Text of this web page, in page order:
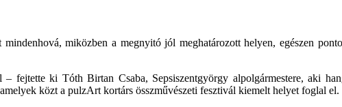
miközben a megnyitó jól meghatározott helyen, egészen
fejtette ki Tóth Birtan Csaba, Sepsiszentgyörgy alpolgármestere, aki
közt a pulzArt kortárs összművészeti fesztivál kiemelt helyet foglal el.